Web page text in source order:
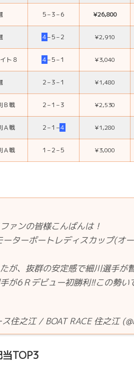
５–３–６ ¥26,800
４–５–２ ¥2,910
ト８ ４–５–１ ¥3,040
２–３–１ ¥1,480
Ｂ戦 ２–１ –３ ¥2,530
Ａ戦 ２–１ –４ ¥1,280
Ａ戦 １ –２–５ ¥3,000
ァンの皆様こんばんは！
ターボートレディスカップ(オ
が、抜群の安定感で細川選手が
が6Ｒデビュー初勝利!!この勢
住之江 / BOAT RACE 住之江
TOP3